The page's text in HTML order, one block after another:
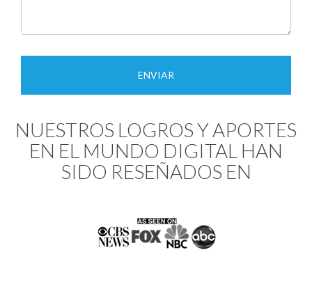
NUESTROS LOGROS Y APORTES
EN EL MUNDO DIGITAL HAN
SIDO RESEÑADOS EN